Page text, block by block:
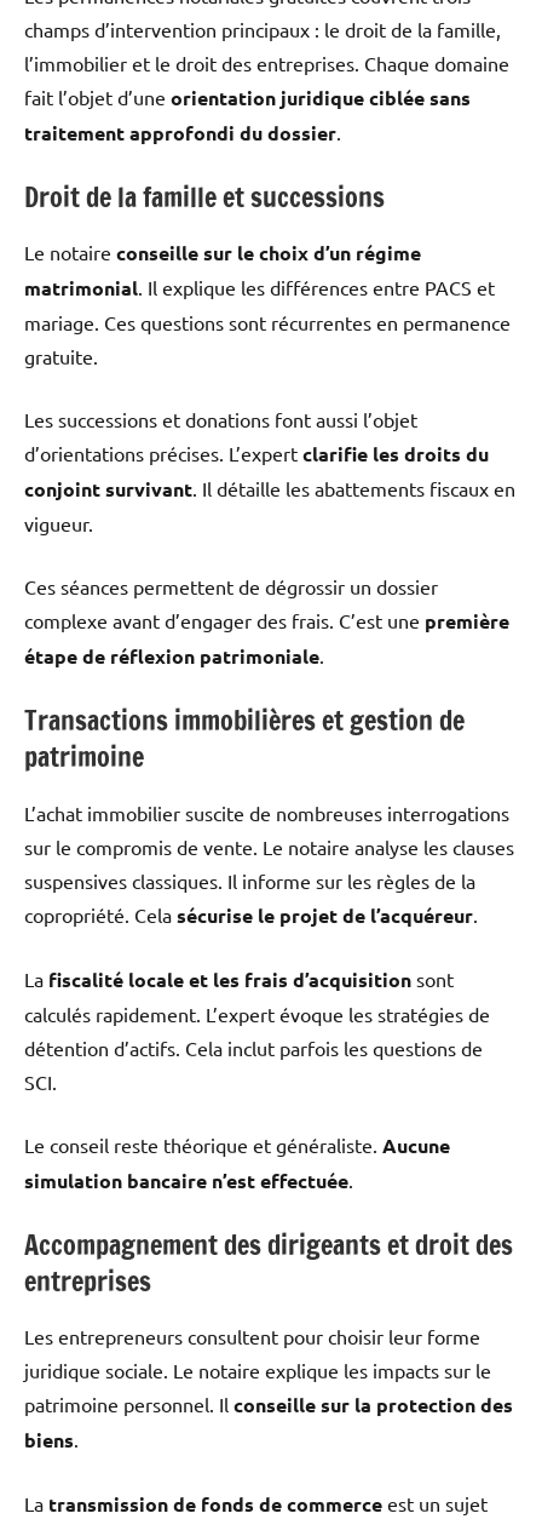
champs d’intervention principaux : le droit de la famille,
l’immobilier et le droit des entreprises. Chaque domaine
fait l’objet d’une orientation juridique ciblée sans
traitement approfondi du dossier
Droit de la famille et successions
Le notaire conseille sur le choix d’un régime
matrimonial. Il explique les différences entre PACS et
mariage. Ces questions sont récurrentes en permanence
gratuite.
Les successions et donations font aussi l’objet
d’orientations précises. L’expert clarifie les droits du
conjoint survivant. Il détaille les abattements fiscaux en
vigueur.
Ces séances permettent de dégrossir un dossier
complexe avant d’engager des frais. C’est une première
étape de réflexion patrimoniale.
Transactions immobilières et gestion de
patrimoine
L’achat immobilier suscite de nombreuses interrogations
sur le compromis de vente. Le notaire analyse les clauses
suspensives classiques. Il informe sur les règles de la
copropriété. Cela sécurise le projet de l’acquéreur
La fiscalité locale et les frais d’acquisition sont
calculés rapidement. L’expert évoque les stratégies de
détention d’actifs. Cela inclut parfois les questions de
SCI.
Le conseil reste théorique et généraliste. Aucune
simulation bancaire n’est effectuée
Accompagnement des dirigeants et droit des
entreprises
Les entrepreneurs consultent pour choisir leur forme
juridique sociale. Le notaire explique les impacts sur le
patrimoine personnel. Il conseille sur la protection des
biens.
La transmission de fonds de commerce est un sujet